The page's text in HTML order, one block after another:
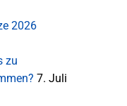
2026
zu
7. Juli